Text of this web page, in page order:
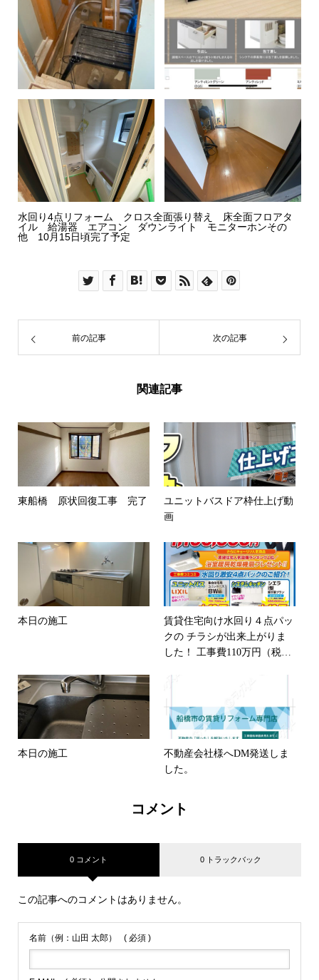
水回り4点リフォーム クロス全面張り替え 床全面フロアタ
イル 給湯器 エアコン ダウンライト モニターホンその
他 10月15日頃完了予定
前の記事 次の記事
関連記事
東船橋 原状回復工事 完了
ユニットバスドア枠仕上げ動
画
本日の施工
賃貸住宅向け水回り４点パッ
クの チラシが出来上がりま
した！ 工事費110万円（税
本日の施工
不動産会社様へDM発送しま
した。
コメント
0 コメント 0 トラックバック
この記事へのコメントはありません。
名前（例：山田 太郎） ( 必須 )